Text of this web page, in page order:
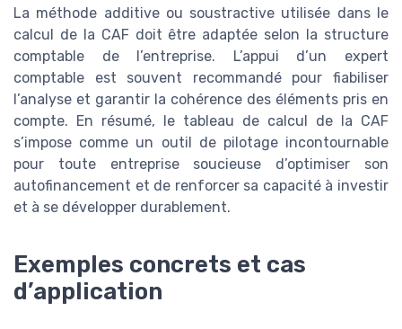
La méthode additive ou soustractive utilisée dans le
calcul de la CAF doit être adaptée selon la structure
comptable de l’entreprise. L’appui d’un expert
comptable est souvent recommandé pour fiabiliser
l’analyse et garantir la cohérence des éléments pris en
compte. En résumé, le tableau de calcul de la CAF
s’impose comme un outil de pilotage incontournable
pour toute entreprise soucieuse d’optimiser son
autofinancement et de renforcer sa capacité à investir
et à se développer durablement.
Exemples concrets et cas
d’application